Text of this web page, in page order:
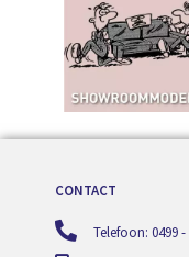
CONTACT
Telefoon: 0499 -